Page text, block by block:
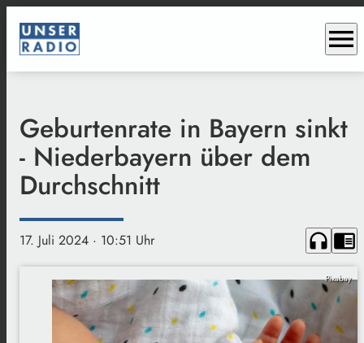
menu
Geburtenrate in Bayern sinkt
- Niederbayern über dem
Durchschnitt
17. Juli 2024 · 10:51 Uhr headphones chrome_reader_mode
Pixabay